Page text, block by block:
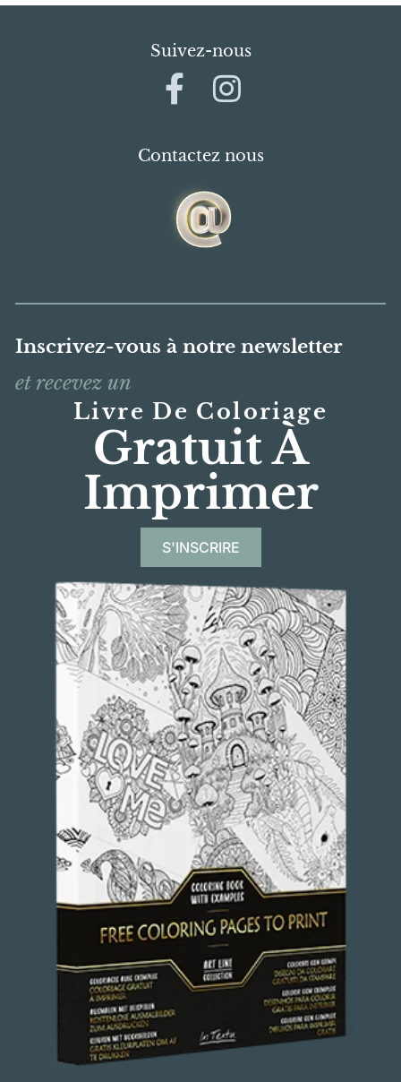
Suivez-nous
Contactez nous
Inscrivez-vous à notre newsletter
et recevez un
Livre De Coloriage
Gratuit À
Imprimer
S'INSCRIRE